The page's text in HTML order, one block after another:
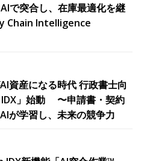
で突合し、在庫最適化を継
Chain Intelligence
資産になる時代 行政書士向
」始動 〜申請書・契約
が学習し、未来の競争力